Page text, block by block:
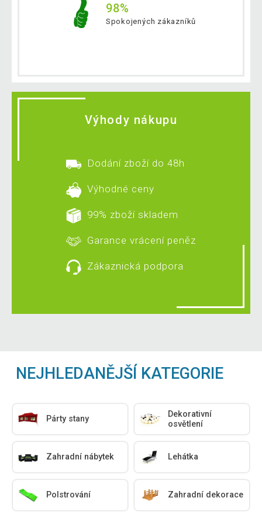
98%
Spokojených zákazníků
Výhody nákupu
Dodání zboží do 48h
Výhodné ceny
99% zboží skladem
Garance vrácení peněz
Zákaznická podpora
NEJHLEDANĚJŠÍ KATEGORIE
Párty stany
Dekorativní
osvětlení
Zahradní nábytek Lehátka
Polstrování Zahradní dekorace